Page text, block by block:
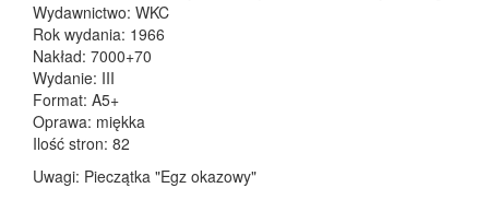
Wydawnictwo: WKC
Rok wydania: 1966
Nakład: 7000+70
Wydanie: III
Format: A5+
Oprawa: miękka
Ilość stron: 82
Uwagi: Pieczątka "Egz okazowy"